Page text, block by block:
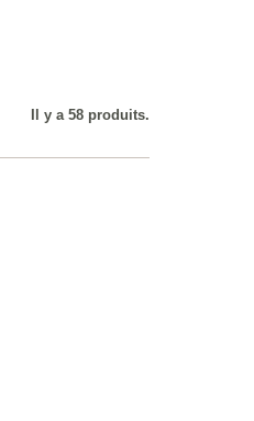
Il y a 58 produits.